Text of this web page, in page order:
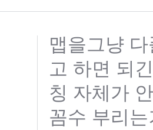
맵을그냥
고 하면 되
칭 자체가
꼼수 부리